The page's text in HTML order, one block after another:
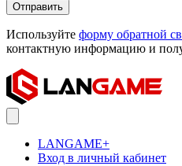
Отправить
Используйте форму обратной
контактную информацию и
LANGAME+
Вход в личный кабинет